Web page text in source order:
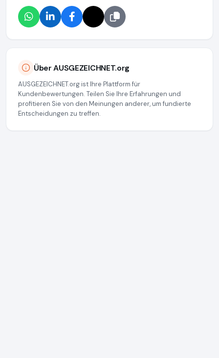
Über AUSGEZEICHNET.org
AUSGEZEICHNET.org ist Ihre Plattform für
Kundenbewertungen. Teilen Sie Ihre Erfahrungen und
profitieren Sie von den Meinungen anderer, um fundierte
Entscheidungen zu treffen.